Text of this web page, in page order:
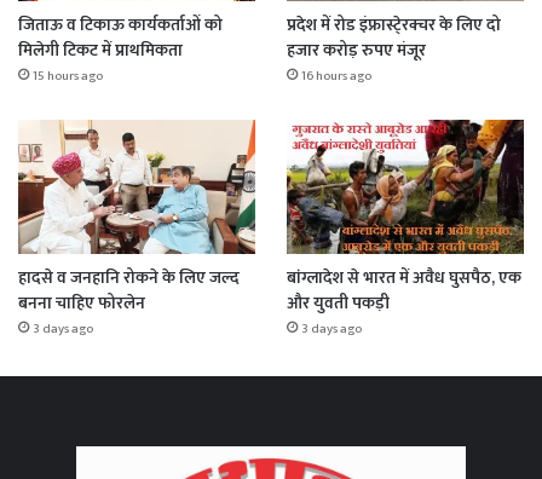
जिताऊ व टिकाऊ कार्यकर्ताओं को
मिलेगी टिकट में प्राथमिकता
15 hours ago
प्रदेश में रोड इंफ्रास्टे्रक्चर के लिए दो
हजार करोड़ रुपए मंजूर
16 hours ago
हादसे व जनहानि रोकने के लिए जल्द
बनना चाहिए फोरलेन
3 days ago
बांग्लादेश से भारत में अवैध घुसपैठ, एक
और युवती पकड़ी
3 days ago